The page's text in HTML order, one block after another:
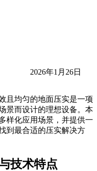
2026年1月26日
且均匀的地面压实是一项
景而设计的理想设备。本
样化应用场景，并提供一
到最合适的压实解决方
技术特点